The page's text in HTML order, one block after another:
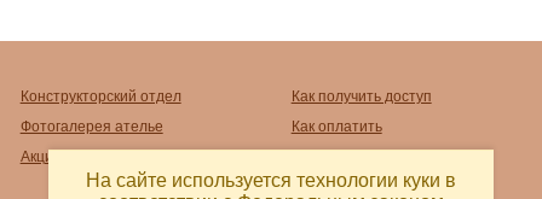
Конструкторский отдел
Фотогалерея ателье
Акции
Как получить доступ
Как оплатить
На сайте используется технологии куки в